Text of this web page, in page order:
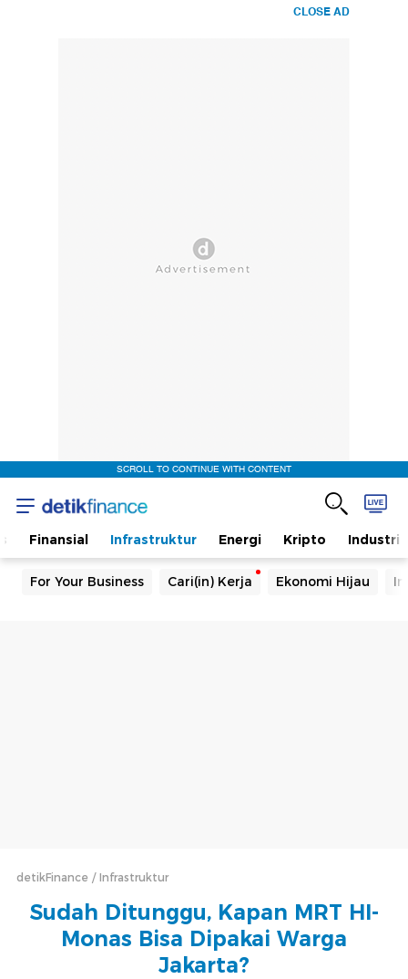
CLOSE AD
SCROLL TO CONTINUE WITH CONTENT
Finansial Infrastruktur Energi Kripto Industri
For Your Business Cari(in) Kerja Ekonomi Hijau
detikFinance Infrastruktur
Sudah Ditunggu, Kapan MRT HI-
Monas Bisa Dipakai Warga
Jakarta?